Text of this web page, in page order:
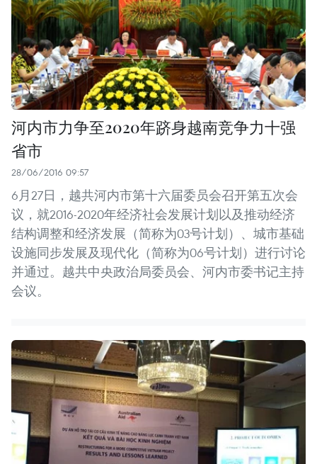
河内市力争至2020年跻身越南竞争力十强
省市
28/06/2016 09:57
6月27日，越共河内市第十六届委员会召开第五次会
议，就2016-2020年经济社会发展计划以及推动经济
结构调整和经济发展（简称为03号计划）、城市基础
设施同步发展及现代化（简称为06号计划）进行讨论
并通过。越共中央政治局委员会、河内市委书记主持
会议。